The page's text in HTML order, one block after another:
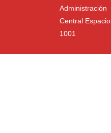
Administración
Central Espacio
1001